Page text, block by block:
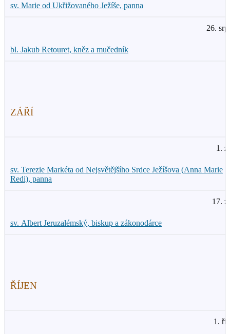
sv. Marie od Ukřižovaného Ježíše, panna
26.
bl. Jakub Retouret, kněz a mučedník
ZÁŘÍ
1.
sv. Terezie Markéta od Nejsvětějšího Srdce Ježíšova (Anna Marie
Redi), panna
17.
sv. Albert Jeruzalémský, biskup a zákonodárce
ŘÍJEN
1.